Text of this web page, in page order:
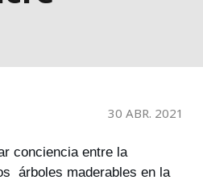
30 ABR. 2021
conciencia entre la
árboles maderables en la